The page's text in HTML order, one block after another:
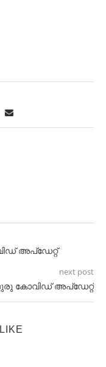
അപ്ഡേറ്റ്
next post
കോവിഡ് അപ്ഡേറ്റ്